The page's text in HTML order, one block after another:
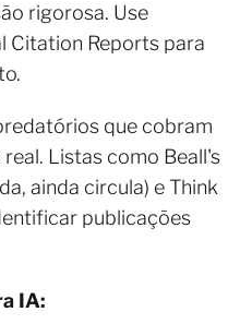
rigorosa. Use
Citation Reports para
que cobram
Listas como Beall's
ainda circula) e Think
publicações
IA: